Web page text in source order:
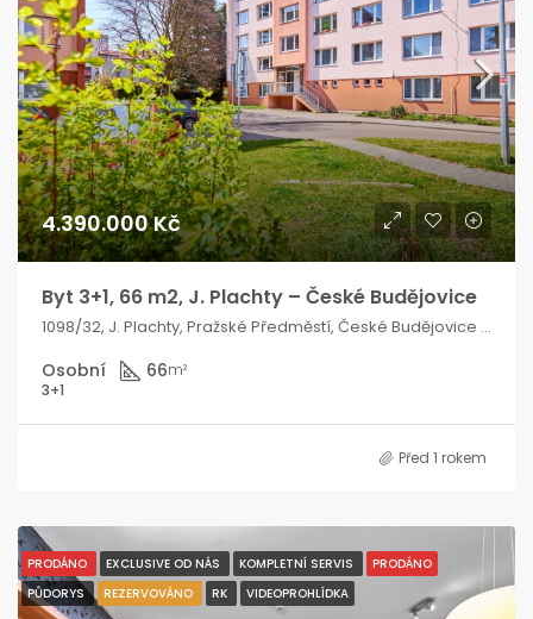
4.390.000 Kč
Byt 3+1, 66 m2, J. Plachty – České Budějovice
1098/32, J. Plachty, Pražské Předměstí, České Budějovice 3, České Budějovice, okres České Budějovice, Jihočeský kraj, Jihozápad, 370 04, Česko
Osobní 66m²
3+1
Před 1 rokem
PRODÁNO EXCLUSIVE OD NÁS KOMPLETNÍ SERVIS
PRODÁNO
PŮDORYS
REZERVOVÁNO RK VIDEOPROHLÍDKA